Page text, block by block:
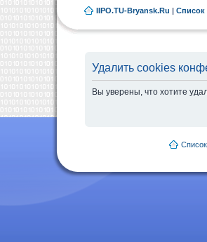
IIPO.TU-Bryansk.Ru |
Удалить cookies
Вы уверены, что хотите